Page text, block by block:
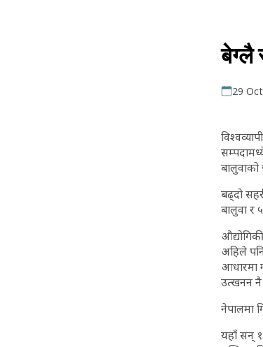
बेग्लै
29
बालुवाको
बढ्दो
बालुवा र
अहिले
आधारमा
उत्खनन नै
नेपालमा
यहाँ सन्